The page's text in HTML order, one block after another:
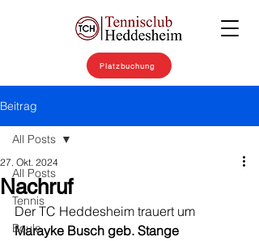
Platzbuchung
Beitrag
All Posts
Tennis
Boule
All Posts
Nachruf
27. Okt. 2024
Der TC Heddesheim trauert um
Marayke Busch geb. Stange